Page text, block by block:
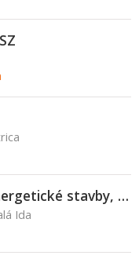
NESBAU nízkoenergetické stavby, s.r.o.
Ida